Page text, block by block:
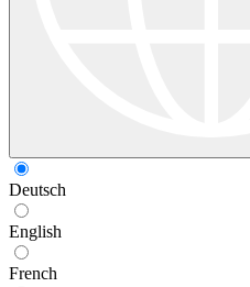
Deutsch
English
French